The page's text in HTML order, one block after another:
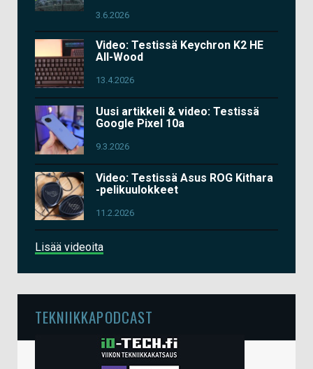
3.6.2026
Video: Testissä Keychron K2 HE
All-Wood
13.4.2026
Uusi artikkeli & video: Testissä
Google Pixel 10a
9.3.2026
Video: Testissä Asus ROG Kithara
-pelikuulokkeet
11.2.2026
Lisää videoita
TEKNIIKKAPODCAST